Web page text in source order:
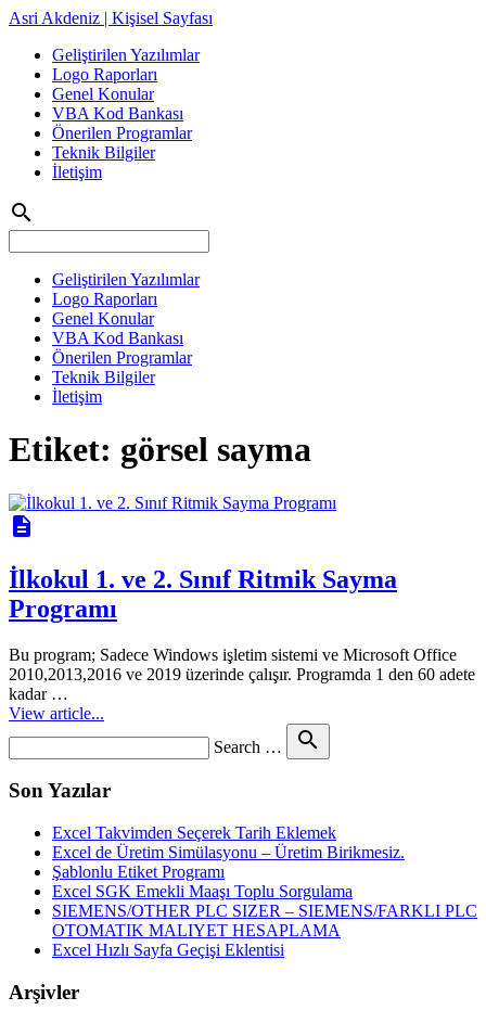
Asri Akdeniz | Kişisel Sayfası
Geliştirilen Yazılımlar
Logo Raporları
Genel Konular
VBA Kod Bankası
Önerilen Programlar
Teknik Bilgiler
İletişim
search
Geliştirilen Yazılımlar
Logo Raporları
Genel Konular
VBA Kod Bankası
Önerilen Programlar
Teknik Bilgiler
İletişim
Etiket: görsel sayma
description
İlkokul 1. ve 2. Sınıf Ritmik Sayma
Programı
Bu program; Sadece Windows işletim sistemi ve Microsoft Office
2010,2013,2016 ve 2019 üzerinde çalışır. Programda 1 den 60 adete
kadar …
View article...
Search … search
Son Yazılar
Excel Takvimden Seçerek Tarih Eklemek
Excel de Üretim Simülasyonu – Üretim Birikmesiz.
Şablonlu Etiket Programı
Excel SGK Emekli Maaşı Toplu Sorgulama
SIEMENS/OTHER PLC SIZER – SIEMENS/FARKLI PLC
OTOMATIK MALIYET HESAPLAMA
Excel Hızlı Sayfa Geçişi Eklentisi
Arşivler